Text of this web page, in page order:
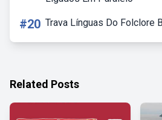
#20 Trava Línguas Do Folclore
Related Posts